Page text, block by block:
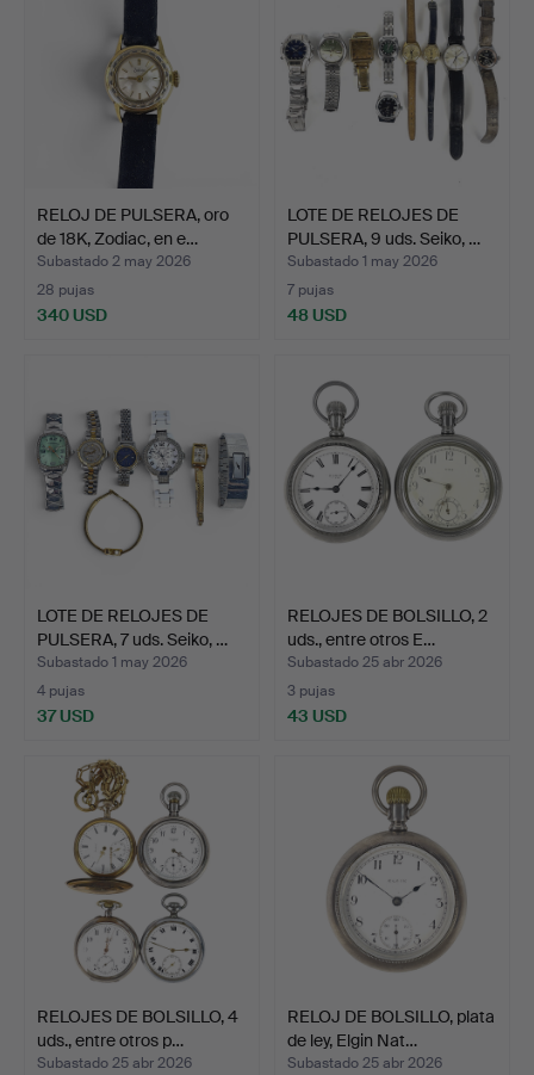
RELOJ DE PULSERA, oro
de 18K, Zodiac, en e…
Subastado 2 may 2026
28 pujas
340 USD
LOTE DE RELOJES DE
PULSERA, 9 uds. Seiko, …
Subastado 1 may 2026
7 pujas
48 USD
LOTE DE RELOJES DE
PULSERA, 7 uds. Seiko, …
Subastado 1 may 2026
4 pujas
37 USD
RELOJES DE BOLSILLO, 2
uds., entre otros E…
Subastado 25 abr 2026
3 pujas
43 USD
RELOJES DE BOLSILLO, 4
uds., entre otros p…
Subastado 25 abr 2026
RELOJ DE BOLSILLO, plata
de ley, Elgin Nat…
Subastado 25 abr 2026